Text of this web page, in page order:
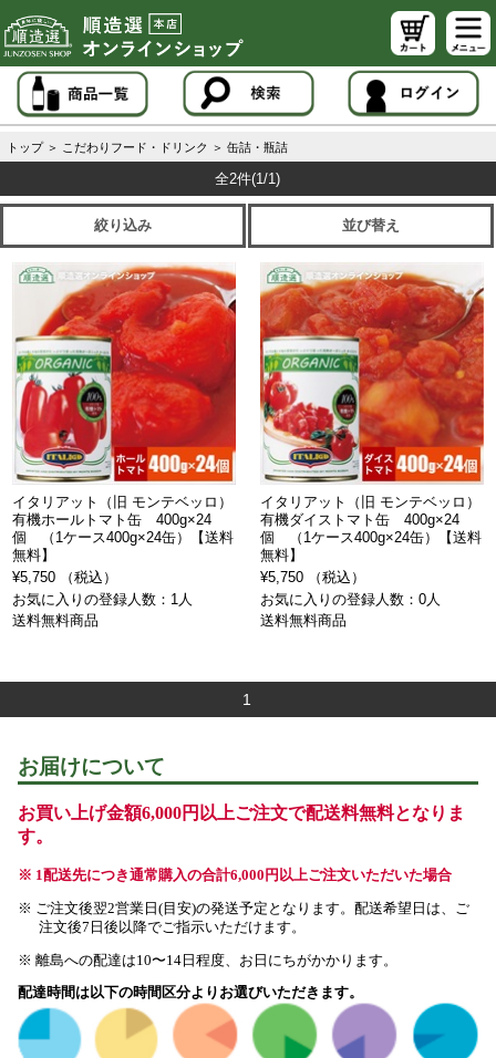
トップ ＞ こだわりフード・ドリンク ＞ 缶詰・瓶詰
全2件(1/1)
絞り込み 並び替え
イタリアット（旧 モンテベッロ）
有機ホールトマト缶 400g×24
個 （1ケース400g×24缶）【送料
無料】
¥5,750 （税込）
お気に入りの登録人数：1人
送料無料商品
イタリアット（旧 モンテベッロ）
有機ダイストマト缶 400g×24
個 （1ケース400g×24缶）【送料
無料】
¥5,750 （税込）
お気に入りの登録人数：0人
送料無料商品
1